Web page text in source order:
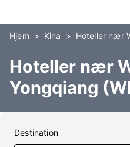
Hjem Kina Hoteller nær
Hoteller nær
Yongqiang
Destination